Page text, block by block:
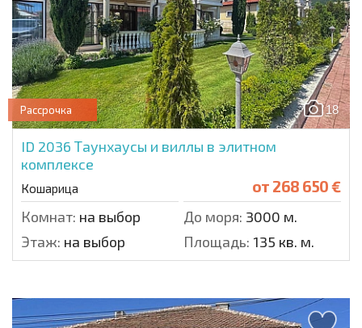
18
Рассрочка
ID 2036 Таунхаусы и виллы в элитном
комплексе
Кошарица от 268 650 €
Комнат: на выбор До моря: 3000 м.
Этаж: на выбор Площадь: 135 кв. м.